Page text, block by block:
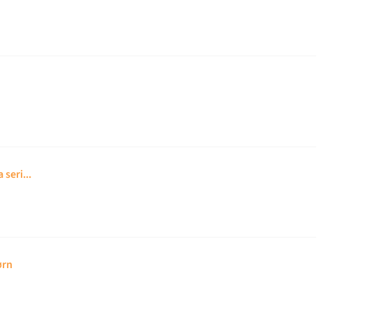
seri...